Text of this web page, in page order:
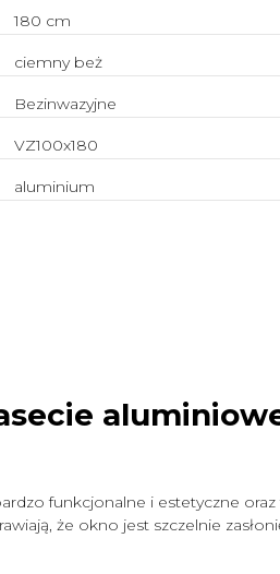
180 cm
ciemny beż
Bezinwazyjne
VZ100x180
aluminium
funkcjonalne i estetyczne
że okno jest szczelnie